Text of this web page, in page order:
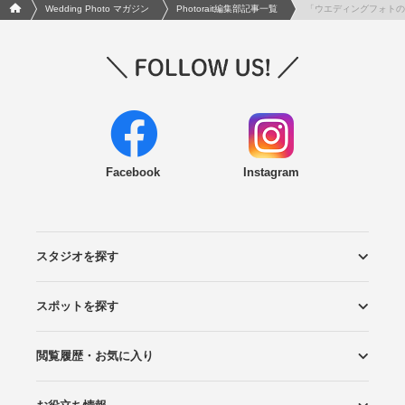
フォトウエディング/結婚写真のPhotorait ホーム
Wedding Photo マガジン Photorait編集部記事一覧 「ウエディングフォト
Facebook Instagram
スタジオを探す
エリアから探す
こだわりから探す
NEW PHOTO STYLE
プランから探す
フォトタイプ診断
フォトグラファーから探す
国内リゾートから探す
スポットを探す
ロケーションから探す
スタジオから探す
閲覧履歴・お気に入り